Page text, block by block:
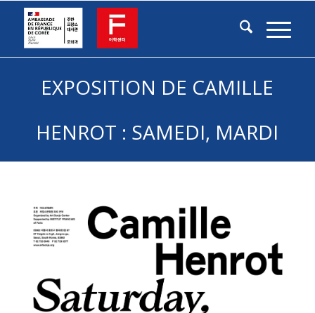
EXPOSITION DE CAMILLE
HENROT : SAMEDI, MARDI